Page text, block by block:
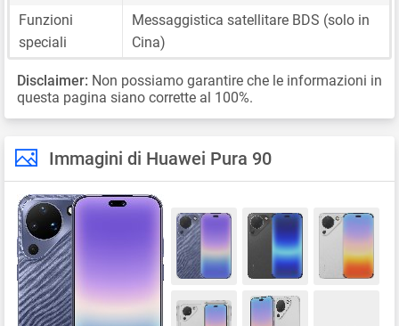
Funzioni
speciali
Messaggistica satellitare BDS (solo in
Cina)
Disclaimer: Non possiamo garantire che le informazioni in
questa pagina siano corrette al 100%.
Immagini di Huawei Pura 90